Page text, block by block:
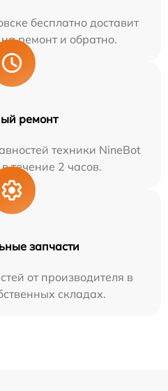
бесплатно доставит
ремонт и обратно.
ремонт
техники NineBot
течение 2 часов.
запчасти
от производителя в
складах.